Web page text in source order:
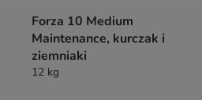
Forza 10 Medium
Maintenance, kurczak i
ziemniaki
12 kg